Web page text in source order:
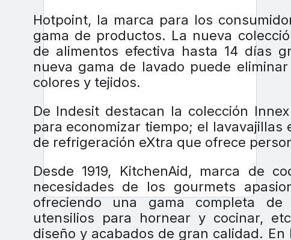
Hotpoint, la marca para los
gama de productos. La nueva
de alimentos efectiva hasta 14 días
nueva gama de lavado puede
colores y tejidos.
De Indesit destacan la colección
para economizar tiempo; el
de refrigeración eXtra que ofrece
Desde 1919, KitchenAid, marca de
necesidades de los gourmets
ofreciendo una gama completa de
utensilios para hornear y cocinar,
diseño y acabados de gran calidad.